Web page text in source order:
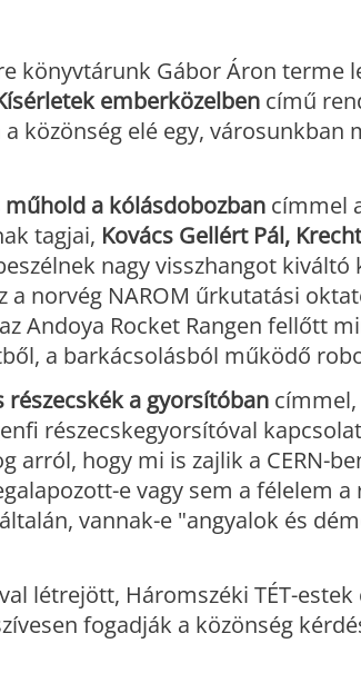
könyvtárunk Gábor Áron terme
emberközelben című
közönség elé egy,
műhold a kólásdobozban címmel
tagjai, Kovács Gellért Pál,
nagy visszhangot
a norvég NAROM űrkutatási
Andoya Rocket Rangen fellőtt
a barkácsolásból működő
részecskék a gyorsítóban címmel,
részecskegyorsítóval
arról, hogy mi is zajlik a CERN-
e vagy sem a félelem a
vannak-e "angyalok és
létrejött, Háromszéki TÉT-estek
fogadják a közönség